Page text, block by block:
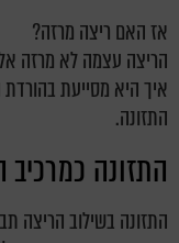
אז האם ריצה מרזה?
הריצה עצמה לא מרזה
איך היא מסייעת
התזונה.
התזונה
התזונה בשילוב הריצה